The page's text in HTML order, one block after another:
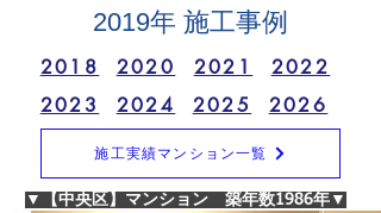
2019年 施工事例
2018 2022
2020
2021
2023
2024 2025 2026
施工実績マンション一覧
▼【中央区】マンション 築年数1986年▼